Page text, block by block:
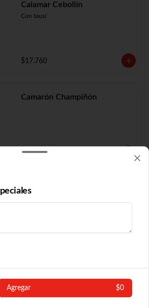
Calamar Cebollín
Con tausí
$17.760
Camarón Champiñón
$19.210
Camarón Fuyón
Con algas y champiñón
Agregar $0